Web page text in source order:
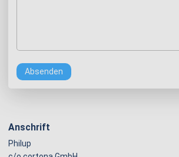
Absenden
Anschrift
Philup